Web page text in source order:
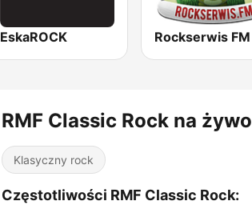
EskaROCK Rockserwis FM
RMF Classic Rock na żywo
Klasyczny rock
Częstotliwości RMF Classic Rock: